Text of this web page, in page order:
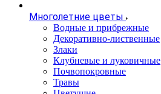
Многолетние цветы
Водные и прибрежные
Декоративно-лиственные
Злаки
Клубневые и луковичные
Почвопокровные
Травы